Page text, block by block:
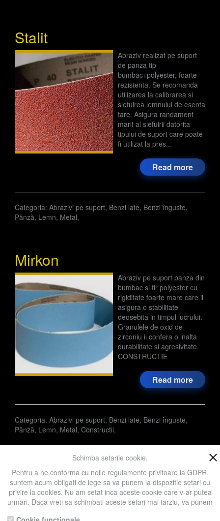
Stalit
Abraziv realizat pe suport
de panza tip
bumbac+polyester, foarte
rezistenta. Se recomanda
utilizarea la calibrarea si
slefuirea lemnului de esenta
tare. Asigura randament
marit al slefuirii datorita
tipului de suport care poate
fi utilizat la pres...
Read more
Categoria: Abrazivi pe suport, Benzi late, Benzi înguste,
Pânză, Lemn, Metal,
Mirkon
Abraziv pe suport panza din
bumbac si fir polyester cu
rigiditate foarte mare care ii
asigura o stabilitate
deosebita in timpul lucrului.
Granulele de oxid de
zirconiu ii confera o inalta
durabilitate si agresivitate.
CONSTRUCTIE
Read more
Categoria: Abrazivi pe suport, Benzi late, Benzi înguste,
Pânză, Lemn, Metal, Constructii,
« Previous 1 2 Next »
Schimba setarile cookie.
Pentru a ne conforma cu noile regulamente privitoare la GDPR,
suntem acum obligati de lege sa va punem la dispozitie setari cu
privire la cookies. Nu am setat inca aceste cookie care v-ar putea
urmari. Daca vreti sa schimbati aceste setari mai tarziu, va punem